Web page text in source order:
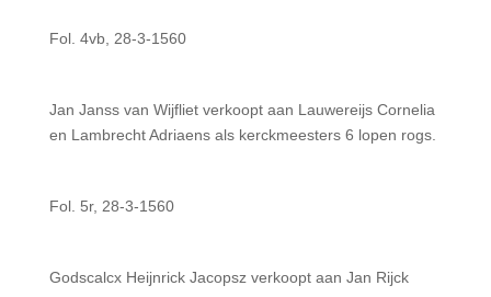
Fol. 4vb, 28-3-1560
Jan Janss van Wijfliet verkoopt aan Lauwereijs Cornelia
en Lambrecht Adriaens als kerckmeesters 6 lopen rogs.
Fol. 5r, 28-3-1560
Godscalcx Heijnrick Jacopsz verkoopt aan Jan Rijck